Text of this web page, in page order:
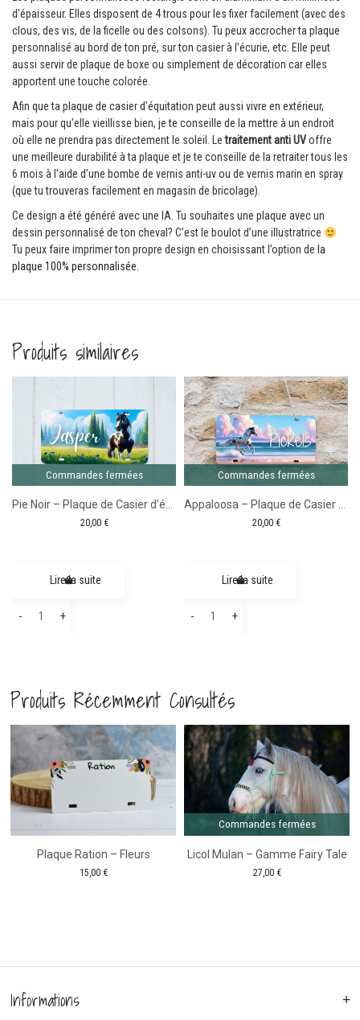
d’épaisseur. Elles disposent de 4 trous pour les fixer facilement (avec des
clous, des vis, de la ficelle ou des colsons). Tu peux accrocher ta plaque
personnalisé au bord de ton pré, sur ton casier à l’écurie, etc. Elle peut
aussi servir de plaque de boxe ou simplement de décoration car elles
apportent une touche colorée.
Afin que ta plaque de casier d’équitation peut aussi vivre en extérieur,
mais pour qu’elle vieillisse bien, je te conseille de la mettre à un endroit
où elle ne prendra pas directement le soleil. Letraitement anti UVoffre
une meilleure durabilité à ta plaque et je te conseille de la retraiter tous les
6 mois à l’aide d’une bombe de vernis anti-uv ou de vernis marin en spray
(que tu trouveras facilement en magasin de bricolage).
Ce design a été généré avec une IA. Tu souhaites une plaque avec un
dessin personnalisé de ton cheval? C’est le boulot d’une illustratrice
Tu peux faire imprimer ton propre design en choisissant l’option de la
plaque 100% personnalisée.
Produits similaires
Commandes fermées
Pie Noir – Plaque de Casier d’équitation
20,00 €
Lire la suite
-
quantité
-
de
Casier
d'équitation
+
Commandes fermées
Appaloosa – Plaque de Casier d’équitation
20,00 €
Lire la suite
-
quantité
Plaque
Casier
d'équitation
+
Produits Récemment Consultés
Plaque Ration – Fleurs
15,00 €
Commandes fermées
Licol Mulan – Gamme Fairy Tale
27,00 €
Informations